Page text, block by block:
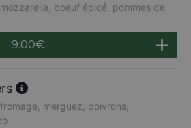
boeuf épicé, pommes de
9.00€
merguez, poivrons,